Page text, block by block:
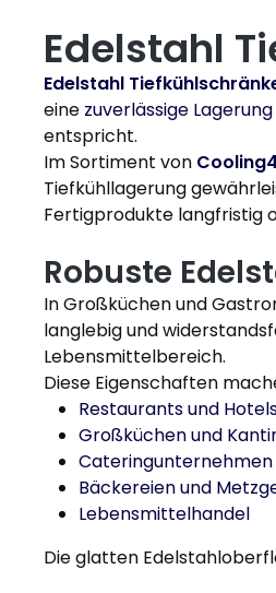
Edelstahl
Edelstahl
eine zuverlässige
entspricht.
Im Sortiment von
Tiefkühllagerung
Fertigprodukte langfristig
Robuste
In Großküchen und
langlebig und
Lebensmittelbereich.
Diese Eigenschaften
Restaurants und
Großküchen und
Cateringunternehmen
Bäckereien und
Lebensmittelhandel
Die glatten